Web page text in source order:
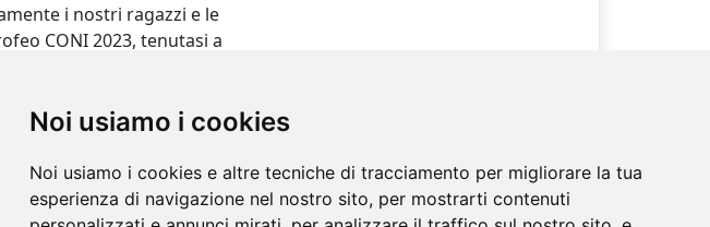
Noi usiamo i cookies
Noi usiamo i cookies e altre tecniche di tracciamento per migliorare la tua
esperienza di navigazione nel nostro sito, per mostrarti contenuti
i nostri ragazzi e le
CONI 2023, tenutasi a
il Presidente del Coni
ha applaudito alla
sano spirito dello sport.